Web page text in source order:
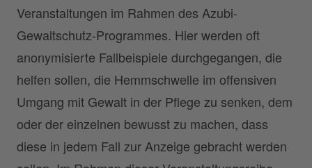
Veranstaltungen im Rahmen des Azubi-
Gewaltschutz-Programmes. Hier werden oft
anonymisierte Fallbeispiele durchgegangen, die
helfen sollen, die Hemmschwelle im offensiven
Umgang mit Gewalt in der Pflege zu senken, dem
oder der einzelnen bewusst zu machen, dass
diese in jedem Fall zur Anzeige gebracht werden